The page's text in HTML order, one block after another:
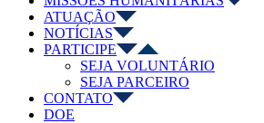
ATUAÇÃO
NOTÍCIAS
PARTICIPE
SEJA VOLUNTÁRIO
SEJA PARCEIRO
CONTATO
DOE